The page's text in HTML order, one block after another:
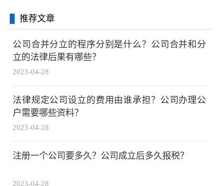
推荐文章
公司合并分立的程序分别是什么？公司合并和分
立的法律后果有哪些？
2023-04-28
法律规定公司设立的费用由谁承担？公司办理公
户需要哪些资料？
2023-04-28
注册一个公司要多久？公司成立后多久报税？
2023-04-28